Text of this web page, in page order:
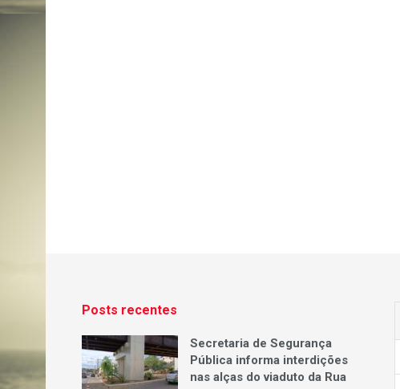
Posts recentes
Secretaria de Segurança
Pública informa interdições
nas alças do viaduto da Rua